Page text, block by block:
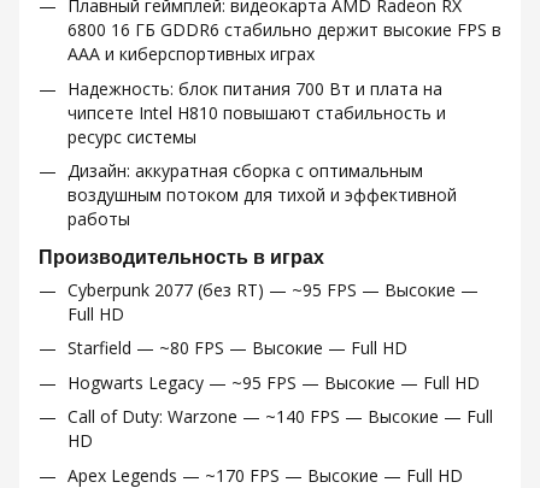
Плавный геймплей: видеокарта AMD Radeon RX
6800 16 ГБ GDDR6 стабильно держит высокие FPS в
AAA и киберспортивных играх
Надежность: блок питания 700 Вт и плата на
чипсете Intel H810 повышают стабильность и
ресурс системы
Дизайн: аккуратная сборка с оптимальным
воздушным потоком для тихой и эффективной
работы
Производительность в играх
Cyberpunk 2077 (без RT) — ~95 FPS — Высокие —
Full HD
Starfield — ~80 FPS — Высокие — Full HD
Hogwarts Legacy — ~95 FPS — Высокие — Full HD
Call of Duty: Warzone — ~140 FPS — Высокие — Full
HD
Apex Legends — ~170 FPS — Высокие — Full HD